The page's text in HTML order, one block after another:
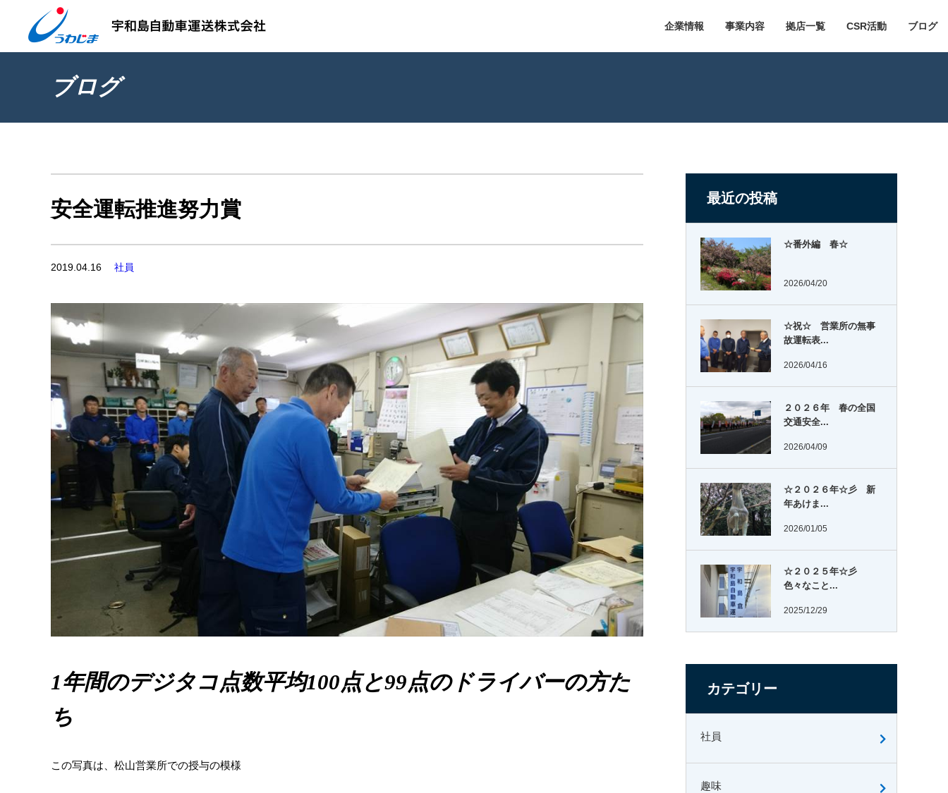
企業情報 事業内容 拠店一覧 CSR活動 ブログ
ブログ
最近の投稿
☆番外編 春☆
2026/04/20
☆祝☆ 営業所の無事
故運転表...
2026/04/16
２０２６年 春の全国
交通安全...
2026/04/09
☆２０２６年☆彡 新
年あけま...
2026/01/05
☆２０２５年☆彡
色々なこと...
2025/12/29
カテゴリー
社員
趣味
安全運転推進努力賞
2019.04.16 社員
1年間のデジタコ点数平均100点と99点のドライバーの方た
ち
この写真は、松山営業所での授与の模様